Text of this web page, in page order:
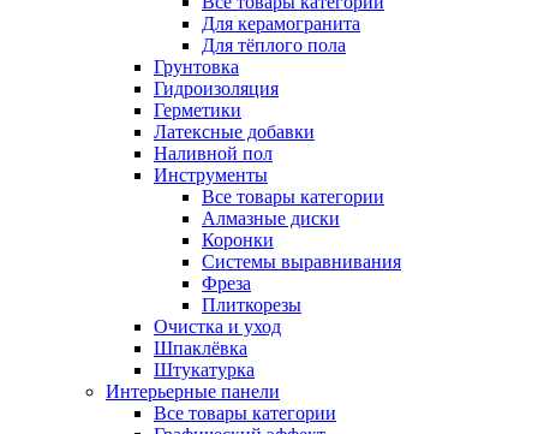
Для керамогранита
Для тёплого пола
Грунтовка
Гидроизоляция
Герметики
Латексные добавки
Наливной пол
Инструменты
Все товары категории
Алмазные диски
Коронки
Системы выравнивания
Фреза
Плиткорезы
Очистка и уход
Шпаклёвка
Штукатурка
Интерьерные панели
Все товары категории